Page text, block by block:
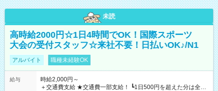
未読
高時給2000円☆1日4時間でOK！国際スポーツ
大会の受付スタッフ☆来社不要！日払いOK♪/N1
アルバイト 職種未経験OK
給与
時給2,000円～
＋交通費支給 ★交通費一部支給！ ┗1日500円を超えた分は全額